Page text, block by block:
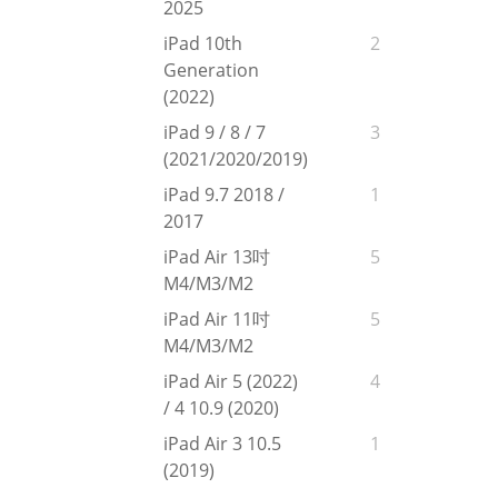
2025
iPad 10th
Generation
(2022)
2
iPad 9 / 8 / 7
(2021/2020/2019)
3
iPad 9.7 2018 /
2017
1
iPad Air 13吋
M4/M3/M2
5
iPad Air 11吋
M4/M3/M2
5
iPad Air 5 (2022)
/ 4 10.9 (2020)
4
iPad Air 3 10.5
(2019)
1